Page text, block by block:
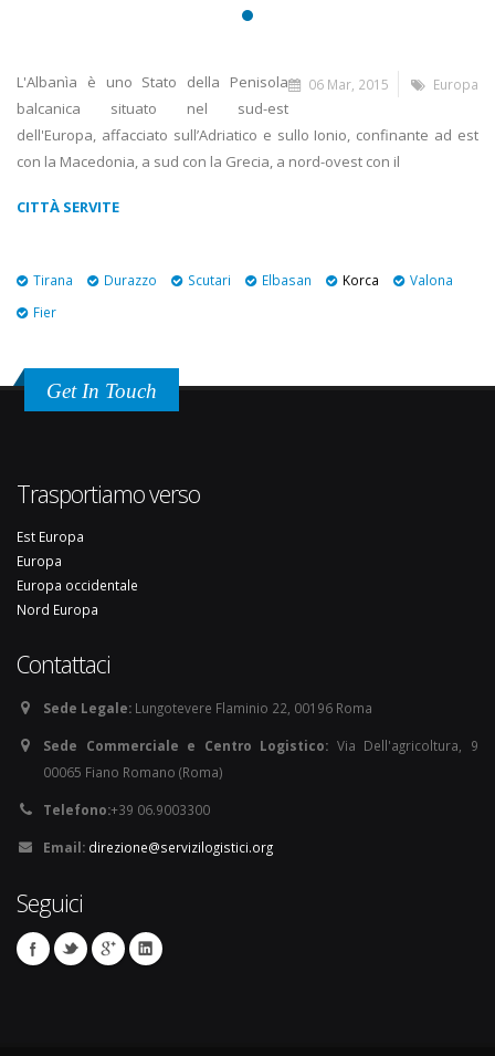
06 Mar, 2015 Europa
L'Albanìa è uno Stato della Penisola
balcanica situato nel sud-est
dell'Europa, affacciato sull’Adriatico e sullo Ionio, confinante ad est
con la Macedonia, a sud con la Grecia, a nord-ovest con il
CITTÀ SERVITE
Tirana Durazzo Scutari Elbasan Korca
Valona
Fier
Get In Touch
Trasportiamo verso
Est Europa
Europa
Europa occidentale
Nord Europa
Contattaci
Sede Legale: Lungotevere Flaminio 22, 00196 Roma
Sede Commerciale e Centro Logistico: Via Dell'agricoltura, 9
00065 Fiano Romano (Roma)
Telefono:+39 06.9003300
Email: direzione@servizilogistici.org
Seguici